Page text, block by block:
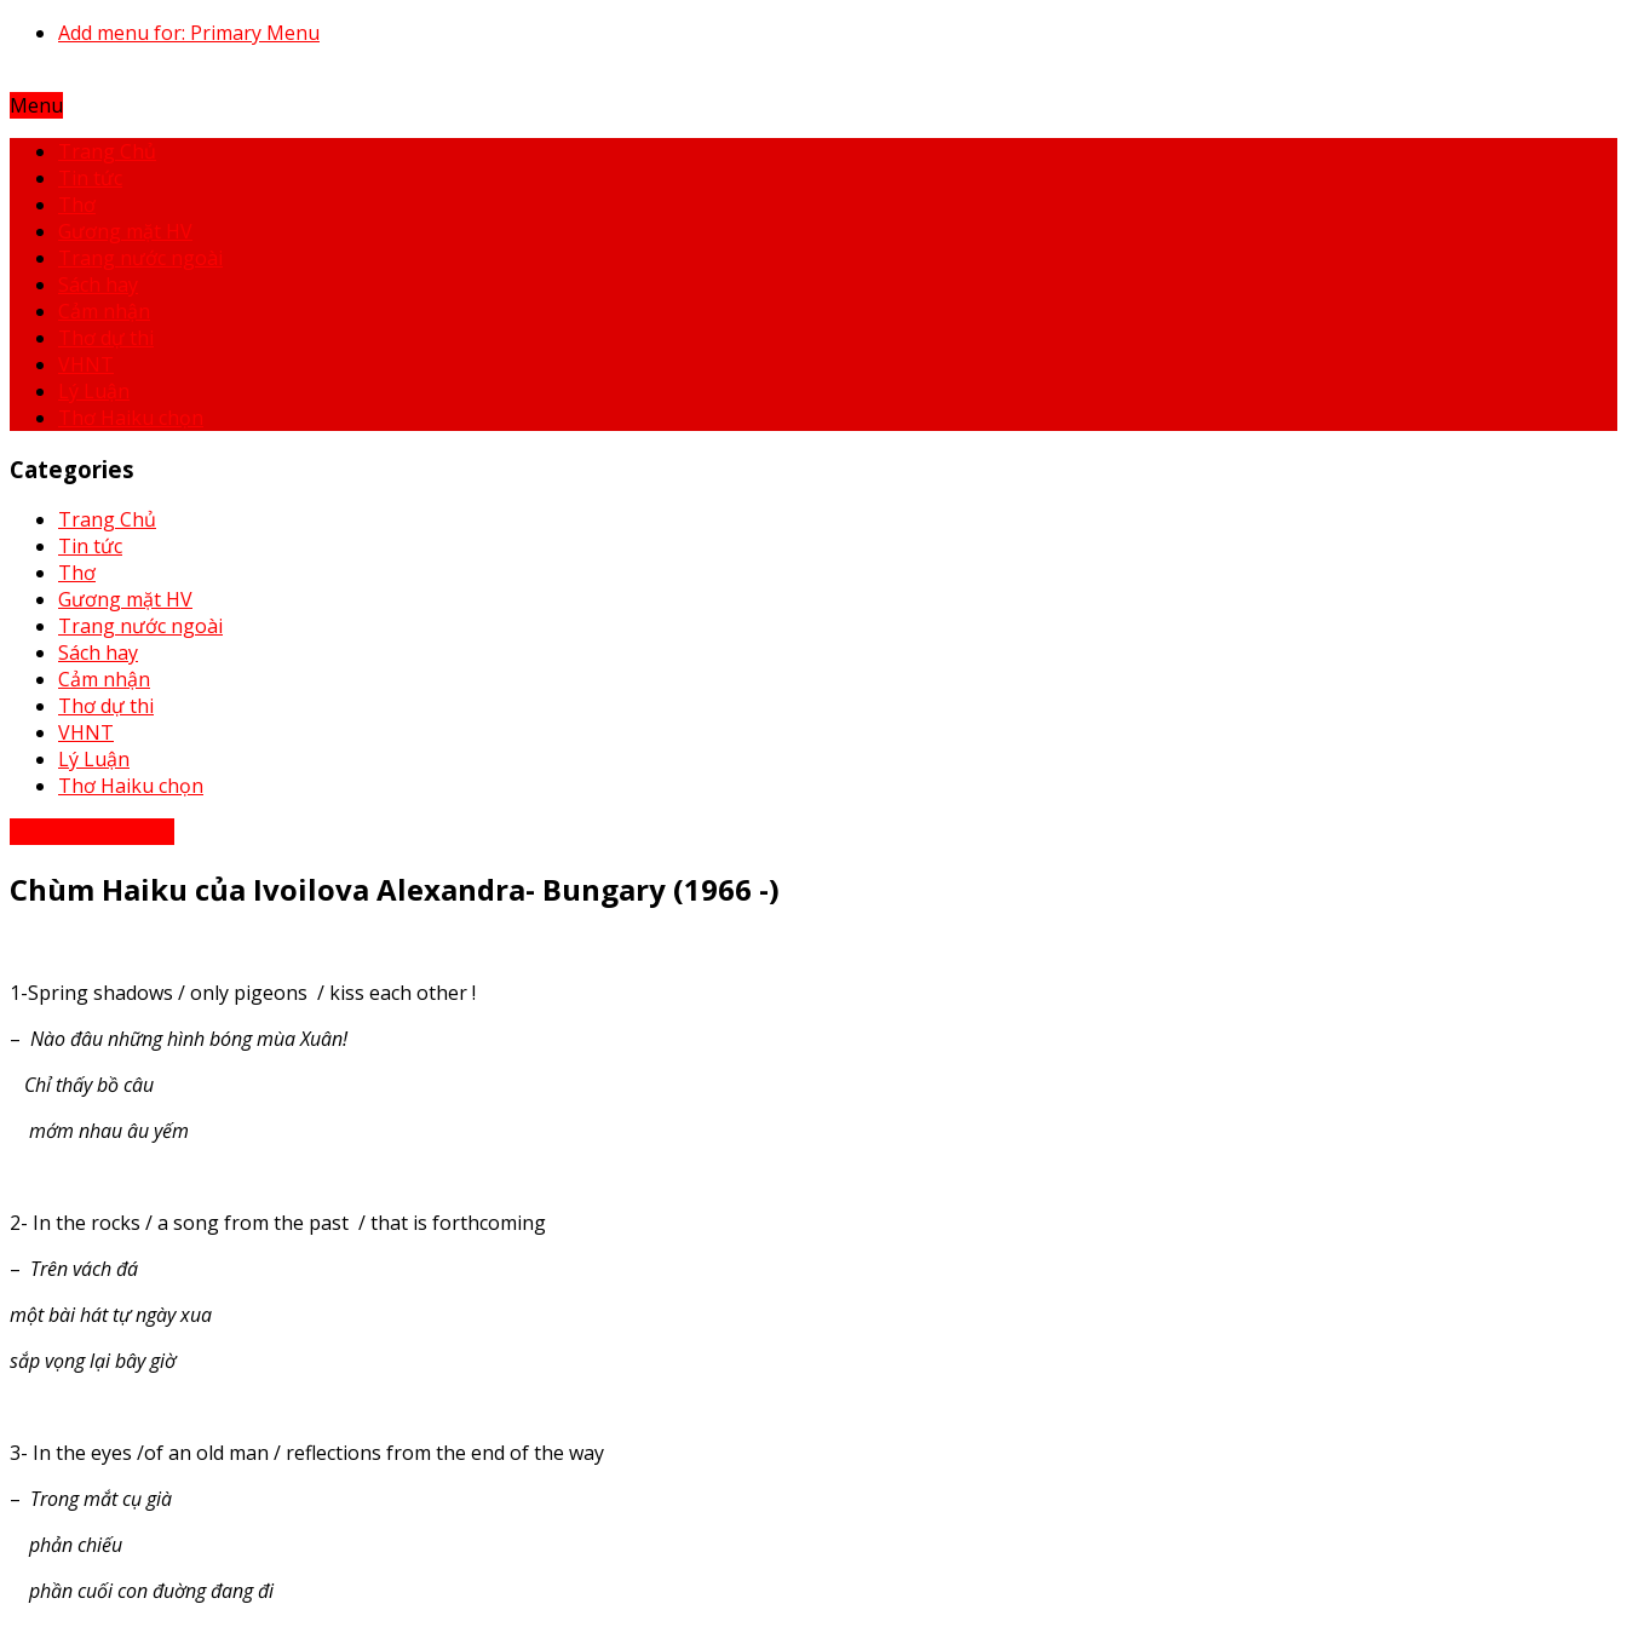
Add menu for: Primary Menu
Menu
Trang Chủ
Tin tức
Thơ
Gương mặt HV
Trang nước ngoài
Sách hay
Cảm nhận
Thơ dự thi
VHNT
Lý Luận
Thơ Haiku chọn
Categories
Trang Chủ
Tin tức
Thơ
Gương mặt HV
Trang nước ngoài
Sách hay
Cảm nhận
Thơ dự thi
VHNT
Lý Luận
Thơ Haiku chọn
Chùm Haiku của Ivoilova Alexandra- Bungary (1966 -)
1-Spring shadows / only pigeons / kiss each other !
– Nào đâu những hình bóng mùa Xuân!
Chỉ thấy bồ câu
mớm nhau âu yếm
2- In the rocks / a song from the past / that is forthcoming
– Trên vách đá
một bài hát tự ngày xua
sắp vọng lại bây giờ
3- In the eyes /of an old man / reflections from the end of the way
– Trong mắt cụ già
phản chiếu
phần cuối con đuờng đang đi